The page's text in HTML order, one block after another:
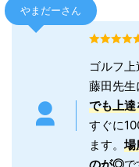
やまだーさん
ゴルフ上
藤田先生
でも上
すぐに
ます。場